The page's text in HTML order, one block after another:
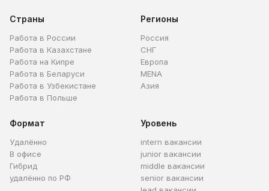
Страны
Работа в России
Работа в Казахстане
Работа на Кипре
Работа в Беларуси
Работа в Узбекистане
Работа в Польше
Регионы
Россия
СНГ
Европа
MENA
Азия
Формат
Удалённо
В офисе
Гибрид
удалённо по РФ
Уровень
intern вакансии
junior вакансии
middle вакансии
senior вакансии